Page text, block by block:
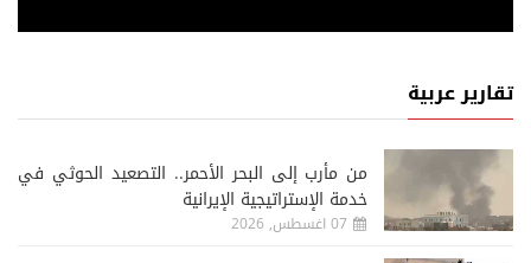
تقارير عربية
من مأرب إلى البحر الأحمر.. التصعيد الحوثي في
خدمة الإستراتيجية الإيرانية
07 اغسطس, 2026